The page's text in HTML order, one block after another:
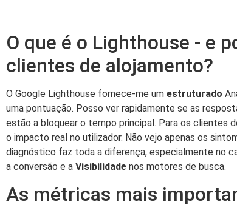
O que é o Lighthouse - e
clientes de alojamento?
O Google Lighthouse fornece-me um estruturado
uma pontuação. Posso ver rapidamente se as
estão a bloquear o tempo principal. Para os clientes
o impacto real no utilizador. Não vejo apenas os
diagnóstico faz toda a diferença, especialmente no
a conversão e a Visibilidade nos motores de busca.
As métricas mais